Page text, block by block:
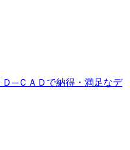
─ＣＡＤで納得・満足なデ